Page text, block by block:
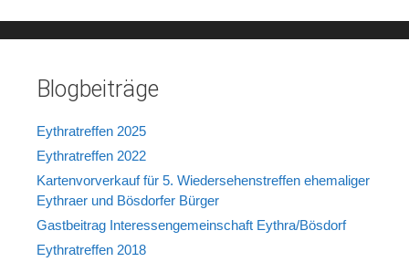
Blogbeiträge
Eythratreffen 2025
Eythratreffen 2022
Kartenvorverkauf für 5. Wiedersehenstreffen ehemaliger
Eythraer und Bösdorfer Bürger
Gastbeitrag Interessengemeinschaft Eythra/Bösdorf
Eythratreffen 2018